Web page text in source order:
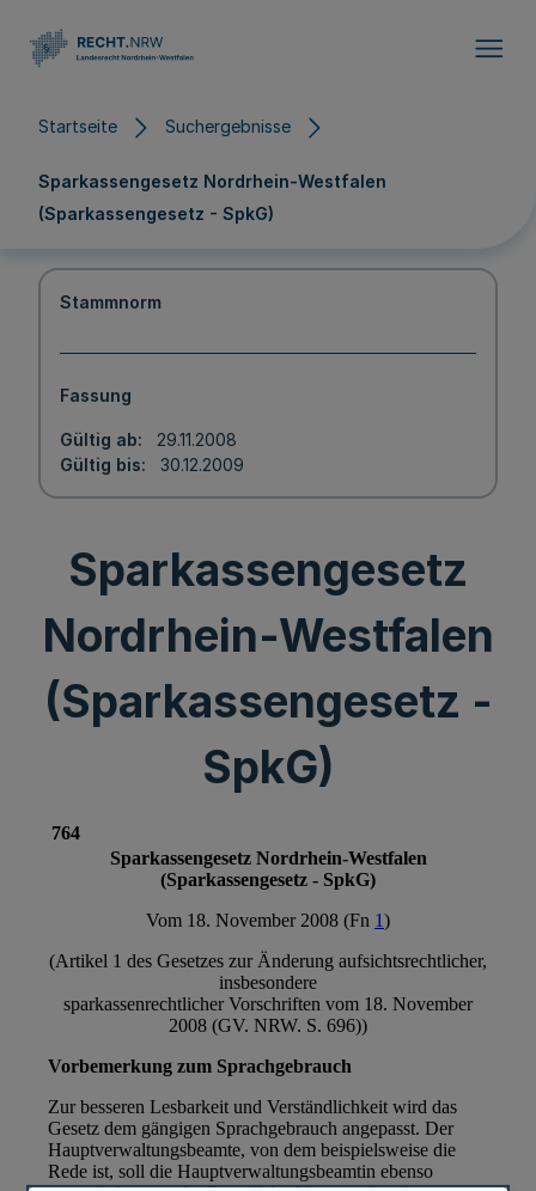
Startseite Suchergebnisse
Sparkassengesetz Nordrhein-Westfalen
(Sparkassengesetz - SpkG)
Stammnorm
Fassung
Gültig ab
29.11.2008
Gültig bis
30.12.2009
Sparkassengesetz
Nordrhein-Westfalen
(Sparkassengesetz -
SpkG)